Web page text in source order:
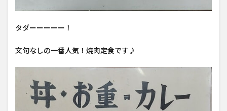
タダーーーーー！
文句なしの一番人気！焼肉定食です♪